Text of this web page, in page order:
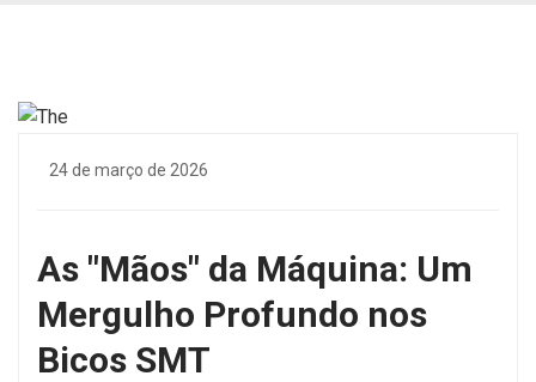
24 de março de 2026
As "Mãos" da Máquina: Um
Mergulho Profundo nos
Bicos SMT